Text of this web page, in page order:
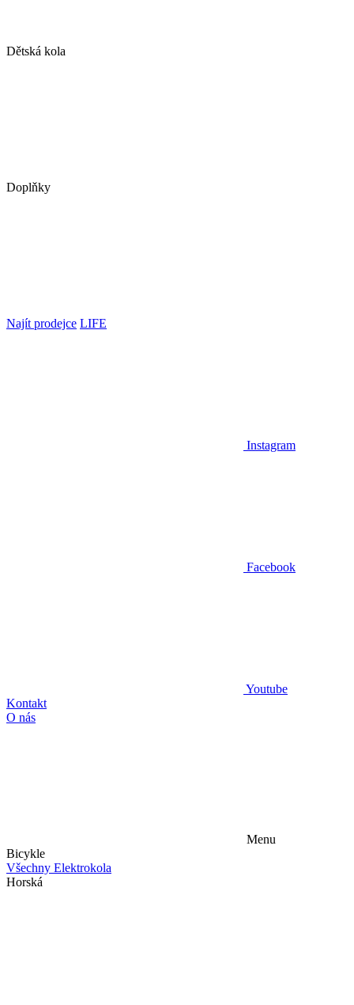
Dětská kola
Doplňky
Najít prodejce LIFE
Instagram
Facebook
Youtube
Kontakt
O nás
Menu
Bicykle
Všechny Elektrokola
Horská